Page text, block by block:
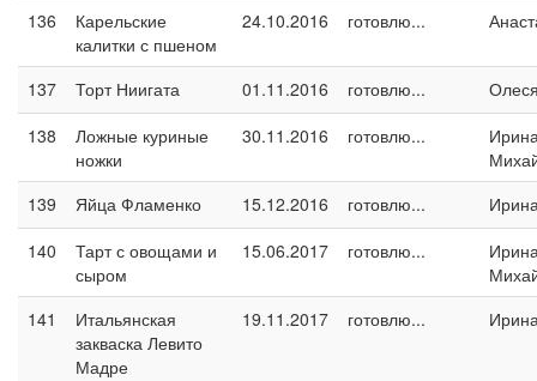
136
Карельские
калитки с пшеном
24.10.2016 готовлю...
137 Торт Ниигата 01.11.2016 готовлю...
138
Ложные куриные
ножки
30.11.2016 готовлю...
139
Яйца Фламенко 15.12.2016 готовлю...
140
Тарт с овощами и
сыром
15.06.2017 готовлю...
141
Итальянская
закваска Левито
Мадре
19.11.2017 готовлю...